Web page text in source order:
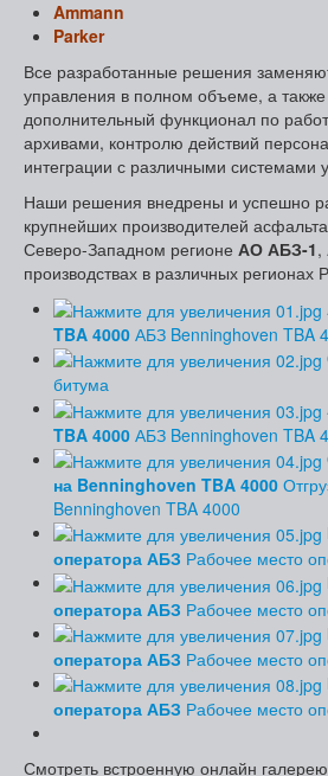
Ammann
Parker
Все разработанные решения
управления в полном объеме, а
дополнительный функционал по
архивами, контролю действий
интеграции с различными системами
Наши решения внедрены и успешно
крупнейших производителей
Северо-Западном регионе АО АБЗ-1,
производствах в различных регионах
TBA 4000 АБЗ Benninghoven TBA
битума
TBA 4000 АБЗ Benninghoven TBA
на Benninghoven TBA 4000
Benninghoven TBA 4000
оператора АБЗ Рабочее место
оператора АБЗ Рабочее место
оператора АБЗ Рабочее место
оператора АБЗ Рабочее место
Смотреть встроенную онлайн